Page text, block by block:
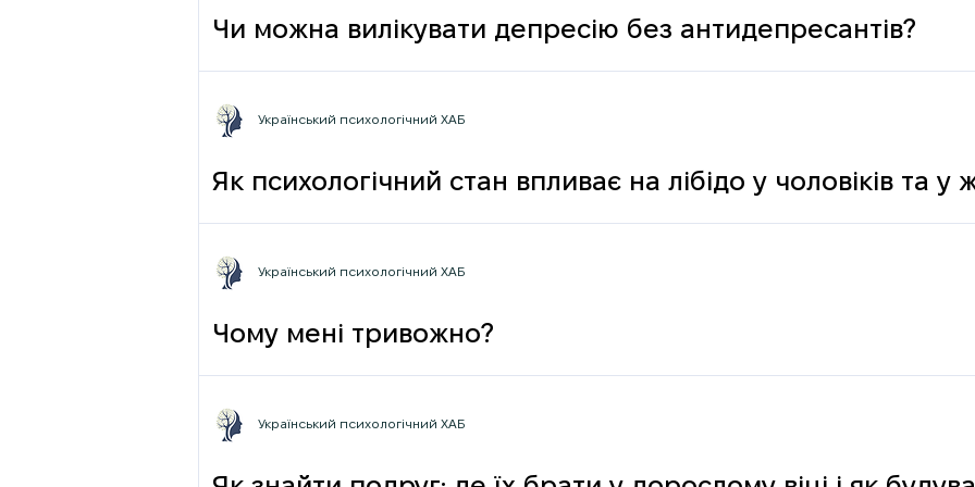
Чи можна вилікувати депресію без антидепресантів?
Як психологічний стан впливає на лібідо у чоловіків та у
Український психологічний ХАБ
Чому мені тривожно?
Український психологічний ХАБ
Український психологічний ХАБ